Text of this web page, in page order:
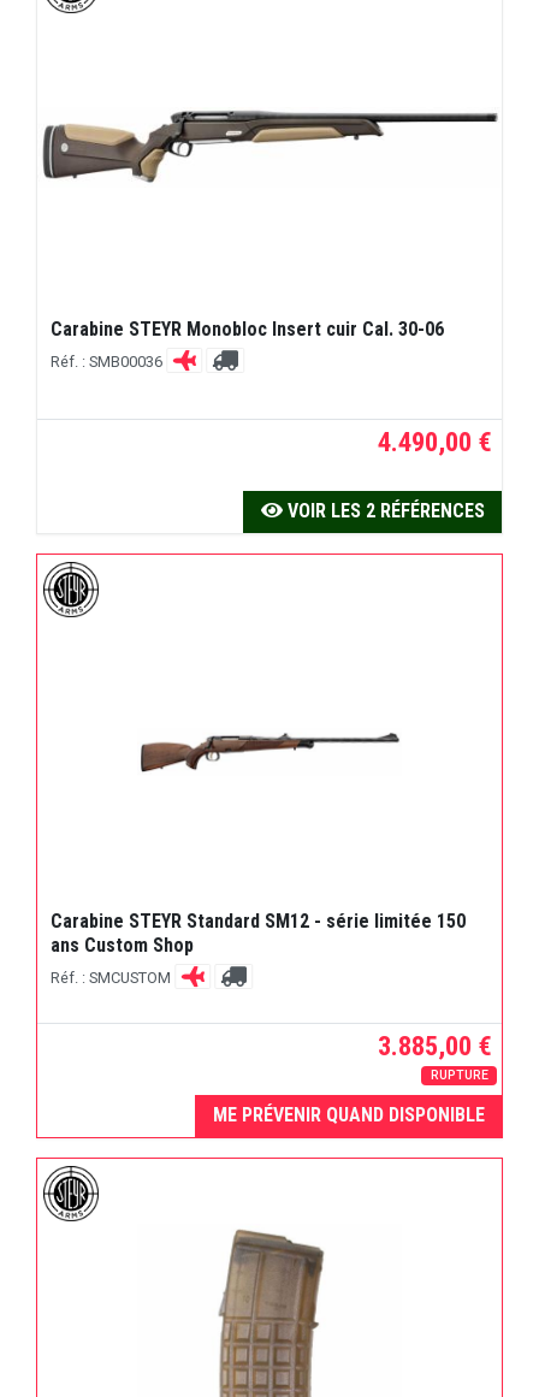
Carabine STEYR Monobloc Insert cuir Cal. 30-06
Réf. : SMB00036
4.490,00 €
VOIR LES 2 RÉFÉRENCES
Carabine STEYR Standard SM12 - série limitée 150
ans Custom Shop
Réf. : SMCUSTOM
3.885,00 €
RUPTURE
ME PRÉVENIR QUAND DISPONIBLE